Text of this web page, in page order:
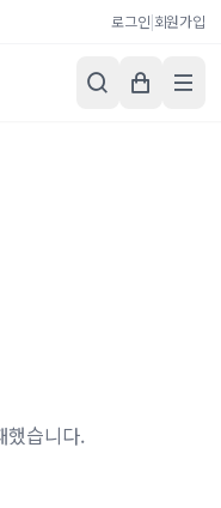
로그인|회원가입
했습니다.